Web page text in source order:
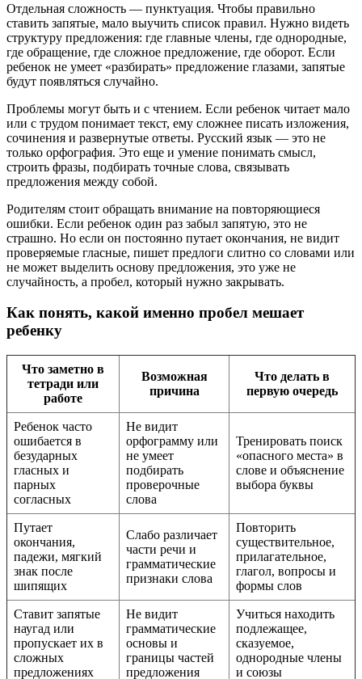
Отдельная сложность — пунктуация. Чтобы правильно
ставить запятые, мало выучить список правил. Нужно видеть
структуру предложения: где главные члены, где однородные,
где обращение, где сложное предложение, где оборот. Если
ребенок не умеет «разбирать» предложение глазами, запятые
будут появляться случайно.
Проблемы могут быть и с чтением. Если ребенок читает мало
или с трудом понимает текст, ему сложнее писать изложения,
сочинения и развернутые ответы. Русский язык — это не
только орфография. Это еще и умение понимать смысл,
строить фразы, подбирать точные слова, связывать
предложения между собой.
Родителям стоит обращать внимание на повторяющиеся
ошибки. Если ребенок один раз забыл запятую, это не
страшно. Но если он постоянно путает окончания, не видит
проверяемые гласные, пишет предлоги слитно со словами или
не может выделить основу предложения, это уже не
случайность, а пробел, который нужно закрывать.
Как понять, какой именно пробел мешает
ребенку
Что заметно в
тетради или
работе
Возможная
причина
Что делать в
первую очередь
Ребенок часто
ошибается в
безударных
гласных и
парных
согласных
Не видит
орфограмму или
не умеет
подбирать
проверочные
слова
Тренировать поиск
«опасного места» в
слове и объяснение
выбора буквы
Путает
окончания,
падежи, мягкий
знак после
шипящих
Слабо различает
части речи и
грамматические
признаки слова
Повторить
существительное,
прилагательное,
глагол, вопросы и
формы слов
Ставит запятые
наугад или
пропускает их в
сложных
предложениях
Не видит
грамматические
основы и
границы частей
предложения
Учиться находить
подлежащее,
сказуемое,
однородные члены
и союзы